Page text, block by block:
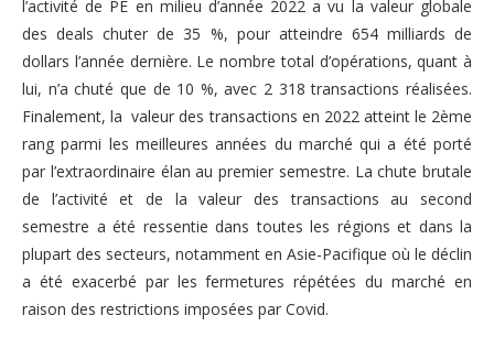
l’activité de PE en milieu d’année 2022 a vu la valeur globale
des deals chuter de 35 %, pour atteindre 654 milliards de
dollars l’année dernière. Le nombre total d’opérations, quant à
lui, n’a chuté que de 10 %, avec 2 318 transactions réalisées.
Finalement, la valeur des transactions en 2022 atteint le 2ème
rang parmi les meilleures années du marché qui a été porté
par l’extraordinaire élan au premier semestre. La chute brutale
de l’activité et de la valeur des transactions au second
semestre a été ressentie dans toutes les régions et dans la
plupart des secteurs, notamment en Asie-Pacifique où le déclin
a été exacerbé par les fermetures répétées du marché en
raison des restrictions imposées par Covid.